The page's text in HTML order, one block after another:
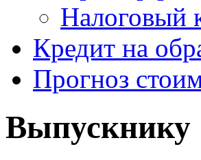
Налоговый
Кредит на
Прогноз
Выпускнику